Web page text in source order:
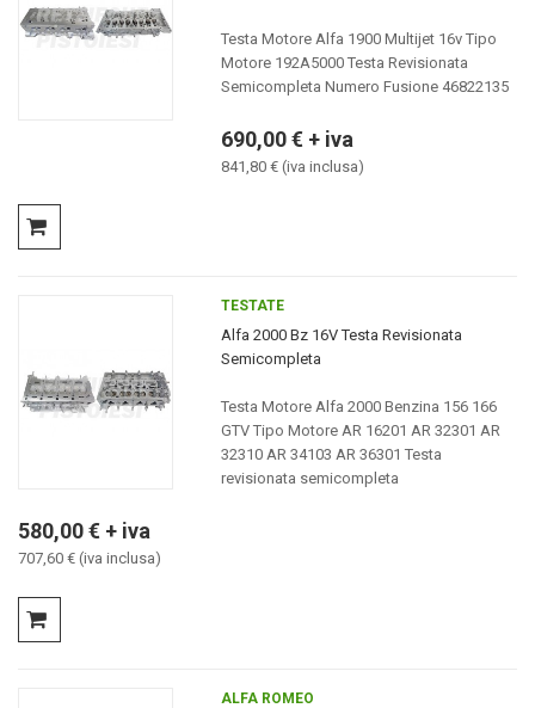
Testa Motore Alfa 1900 Multijet 16v Tipo
Motore 192A5000 Testa Revisionata
Semicompleta Numero Fusione 46822135
690,00 € + iva
841,80 € (iva inclusa)
TESTATE
Alfa 2000 Bz 16V Testa Revisionata
Semicompleta
Testa Motore Alfa 2000 Benzina 156 166
GTV Tipo Motore AR 16201 AR 32301 AR
32310 AR 34103 AR 36301 Testa
revisionata semicompleta
580,00 € + iva
707,60 € (iva inclusa)
ALFA ROMEO